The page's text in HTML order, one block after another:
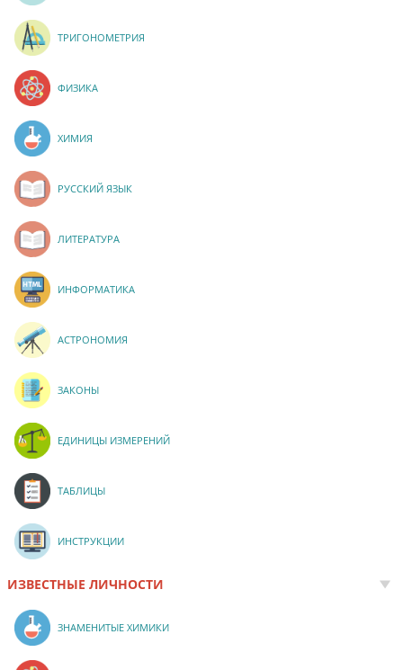
ТРИГОНОМЕТРИЯ
ФИЗИКА
ХИМИЯ
РУССКИЙ ЯЗЫК
ЛИТЕРАТУРА
ИНФОРМАТИКА
АСТРОНОМИЯ
ЗАКОНЫ
ЕДИНИЦЫ ИЗМЕРЕНИЙ
ТАБЛИЦЫ
ИНСТРУКЦИИ
ИЗВЕСТНЫЕ ЛИЧНОСТИ
ЗНАМЕНИТЫЕ ХИМИКИ